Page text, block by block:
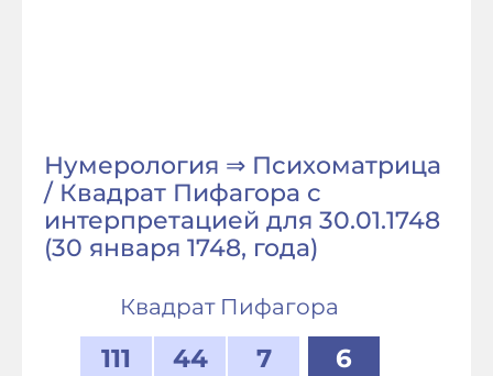
Нумерология ⇒ Психоматрица
/ Квадрат Пифагора с
интерпретацией для 30.01.1748
(30 января 1748, года)
Квадрат Пифагора
111 44 7 6